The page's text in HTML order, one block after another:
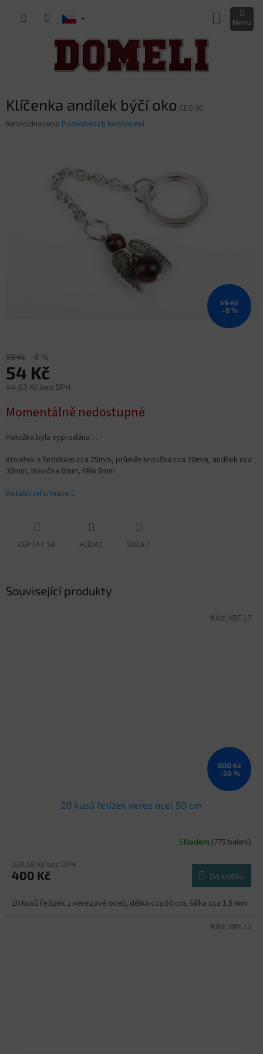
KOŠÍK
Klíčenka andílek býčí oko CEG 90
Průměrné
Neohodnoceno Podrobnosti hodnocení
59 Kč
–8 %
59 Kč –8 %
54 Kč
44,63 Kč bez DPH
cena:
Momentálně nedostupné
Položka byla vyprodána…
Kroužek s řetízkem cca 75mm, průměr kroužku cca 20mm, andílek cca
30mm, hlavička 6mm, tělo 8mm
Detailní informace
ZEPTAT SE HLÍDAT SDÍLET
Související produkty
800 Kč
–50 %
20 kusů řetízek nerez ocel 50 cm
Skladem (775 balení)
330,58 Kč bez DPH
400 Kč Do košíku
20 kusů řetízek z nerezové oceli, délka cca 50 cm, šířka cca 1.5 mm
Kód: XBE 17
Kód: XBE 12